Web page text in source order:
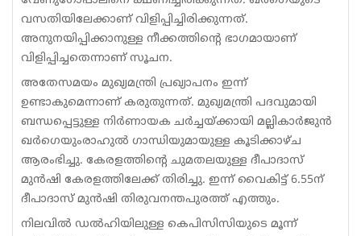
വസതിയിലേക്കാണ് വിളിപ്പിച്ചിരിക്കുന്നത്.
അനുനയിപ്പിക്കാനുള്ള നീക്കത്തിന്റെ ഭാഗമായാണ്
വിളിപ്പിച്ചതെന്നാണ് സൂചന.
അതേസമയം മുഖ്യമന്ത്രി പ്രഖ്യാപനം ഇന്ന്
ഉണ്ടാകുമെന്നാണ് കരുതുന്നത്. മുഖ്യമന്ത്രി പദവുമായി
ബന്ധപ്പെട്ടുള്ള നിര്‍ണായക ചര്‍ച്ചയ്ക്കായി മല്ലികാര്‍ജുന്‍
ഖര്‍ഗെയുംരാഹുല്‍ ഗാന്ധിയുമായുള്ള കൂടിക്കാഴ്ച
ആരംഭിച്ചു. കേരളത്തിന്റെ ചുമതലയുള്ള ദീപാദാസ്
മുന്‍ഷി കേരളത്തിലേക്ക് തിരിച്ചു. ഇന്ന് വൈകിട്ട് 6.55ന്
ദീപാദാസ് മുന്‍ഷി തിരുവനന്തപുരത്ത് എത്തും.
നിലവിൽ ഡൽഹിയിലുള്ള കെപിസിസിയുടെ മൂന്ന്